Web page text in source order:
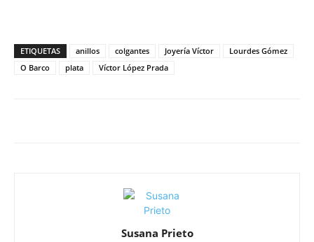
ETIQUETAS anillos colgantes Joyería Víctor
Lourdes Gómez
O Barco
plata Víctor López Prada
Susana Prieto